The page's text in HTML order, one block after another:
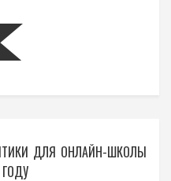
ДЛЯ ОНЛАЙН-ШКОЛЫ